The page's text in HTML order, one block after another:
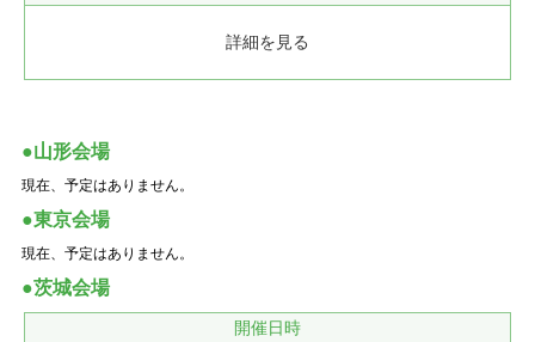
詳細を見る
●山形会場
現在、予定はありません。
●東京会場
現在、予定はありません。
●茨城会場
開催日時